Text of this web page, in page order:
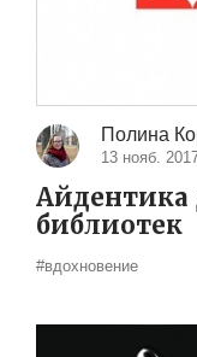
Полина
13 нояб.
Айдентика
библиотек
#вдохновение